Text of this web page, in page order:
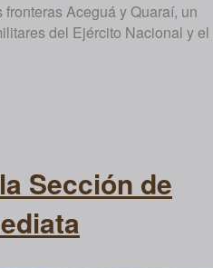
Aceguá y Quaraí, un
del Ejército Nacional y el
Sección de